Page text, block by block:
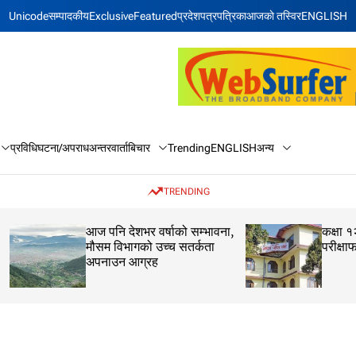
Unicodeसम्पादकीयExclusiveFeaturedप्रदेशपत्रपत्रिकाआजकाे तस्विरENGLISH
प्रविधिघटना/अपराधअन्तरवार्ताबिचार TrendingENGLISHअन्य
TRENDING
आज पनि देशभर वर्षाको सम्भावना,
मौसम विभागको उच्च सतर्कता
अपनाउन आग्रह
कक्षा १२ को मौका
परीक्षाफल प्रकाशित